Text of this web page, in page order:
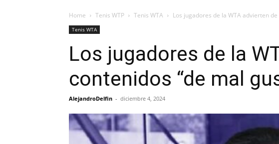
Home Tenis WTP Tenis WTA Los jugadores de la WTA advierten
Tenis WTA
Los jugadores de la
contenidos “de mal
AlejandroDelfin - diciembre 4, 2024